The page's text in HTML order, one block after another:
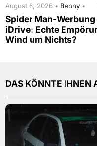
August 6, 2026 • Benny •
Spider Man-Werbung
iDrive: Echte
Wind um Nichts?
DAS KÖNNTE IHNEN